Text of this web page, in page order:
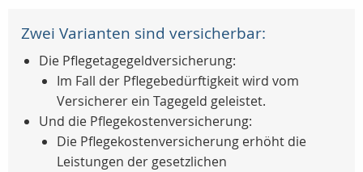
Zwei Varianten sind versicherbar:
Die Pflegetagegeldversicherung:
Im Fall der Pflegebedürftigkeit wird vom
Versicherer ein Tagegeld geleistet.
Und die Pflegekostenversicherung:
Die Pflegekostenversicherung erhöht die
Leistungen der gesetzlichen